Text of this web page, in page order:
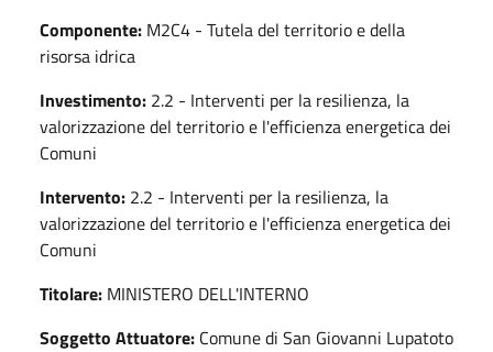
Componente: M2C4 - Tutela del territorio e della
risorsa idrica
Investimento: 2.2 - Interventi per la resilienza, la
valorizzazione del territorio e l'efficienza energetica dei
Comuni
Intervento: 2.2 - Interventi per la resilienza, la
valorizzazione del territorio e l'efficienza energetica dei
Comuni
Titolare: MINISTERO DELL'INTERNO
Soggetto Attuatore: Comune di San Giovanni Lupatoto